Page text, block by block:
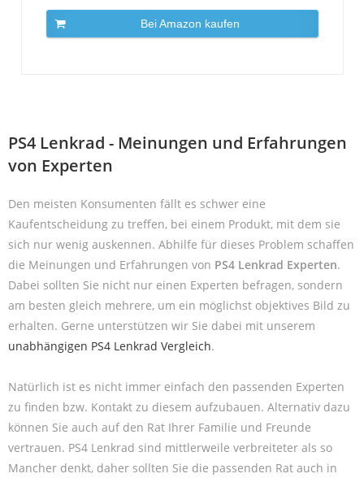
Bei Amazon kaufen
PS4 Lenkrad - Meinungen und Erfahrungen
von Experten
Den meisten Konsumenten fällt es schwer eine
Kaufentscheidung zu treffen, bei einem Produkt, mit dem sie
sich nur wenig auskennen. Abhilfe für dieses Problem schaffen
die Meinungen und Erfahrungen von PS4 Lenkrad Experten.
Dabei sollten Sie nicht nur einen Experten befragen, sondern
am besten gleich mehrere, um ein möglichst objektives Bild zu
erhalten. Gerne unterstützen wir Sie dabei mit unserem
unabhängigen PS4 Lenkrad Vergleich.
Natürlich ist es nicht immer einfach den passenden Experten
zu finden bzw. Kontakt zu diesem aufzubauen. Alternativ dazu
können Sie auch auf den Rat Ihrer Familie und Freunde
vertrauen. PS4 Lenkrad sind mittlerweile verbreiteter als so
Mancher denkt, daher sollten Sie die passenden Rat auch in